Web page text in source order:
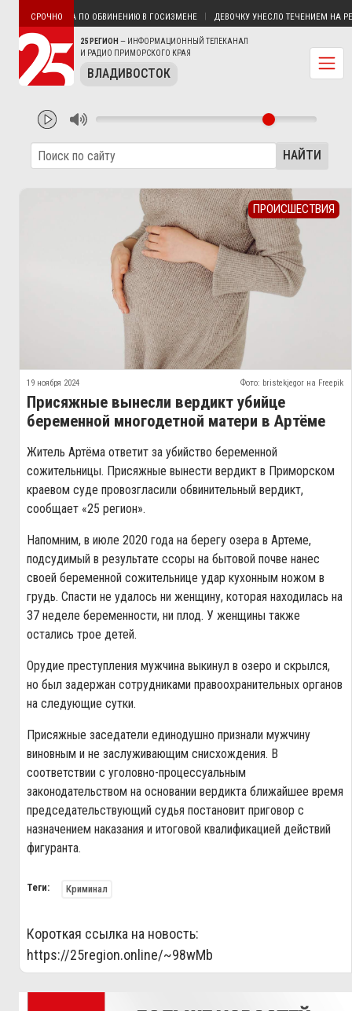
25 РЕГИОН — ИНФОРМАЦИОННЫЙ ТЕЛЕКАНАЛ
И РАДИО ПРИМОРСКОГО КРАЯ
ВЛАДИВОСТОК
СРОЧНО ПО ОБВИНЕНИЮ В ГОСИЗМЕНЕ ДЕВОЧКУ УНЕСЛО ТЕЧЕНИЕМ НА
НАЙТИ
ПРОИСШЕСТВИЯ
19 ноября 2024 Фото: bristekjegor на Freepik
Присяжные вынесли вердикт убийце
беременной многодетной матери в Артёме
Житель Артёма ответит за убийство беременной
сожительницы. Присяжные вынести вердикт в Приморском
краевом суде провозгласили обвинительный вердикт,
сообщает «25 регион».
Напомним, в июле 2020 года на берегу озера в Артеме,
подсудимый в результате ссоры на бытовой почве нанес
своей беременной сожительнице удар кухонным ножом в
грудь. Спасти не удалось ни женщину, которая находилась на
37 неделе беременности, ни плод. У женщины также
остались трое детей.
Орудие преступления мужчина выкинул в озеро и скрылся,
но был задержан сотрудниками правоохранительных органов
на следующие сутки.
Присяжные заседатели единодушно признали мужчину
виновным и не заслуживающим снисхождения. В
соответствии с уголовно-процессуальным
законодательством на основании вердикта ближайшее время
председательствующий судья постановит приговор с
назначением наказания и итоговой квалификацией действий
фигуранта.
Теги: Криминал
Короткая ссылка на новость:
https://25region.online/~98wMb